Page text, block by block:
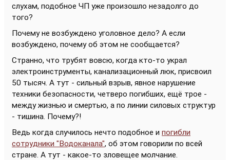
слухам, подобное ЧП уже произошло незадолго до
того?
Почему не возбуждено уголовное дело? А если
возбуждено, почему об этом не сообщается?
Странно, что трубят вовсю, когда кто-то украл
электроинструменты, канализационный люк, присвоил
50 тысяч. А тут - сильный взрыв, явное нарушение
техники безопасности, четверо погибших, ещё трое -
между жизнью и смертью, а по линии силовых структур
- тишина. Почему?!
Ведь когда случилось нечто подобное и погибли
сотрудники "Водоканала", об этом говорили по всей
стране. А тут - какое-то зловещее молчание.